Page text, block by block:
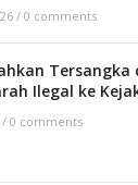
/ 0 comments
Ilegal ke
/ 0 comments